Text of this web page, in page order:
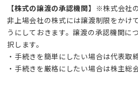
【株式の譲渡の承認機関】 ※株式会社
非上場会社の株式には譲渡制限をかけ
うにしておきます。譲渡の承認機関に
択します。
・手続きを簡単にしたい場合は代表取
・手続きを厳格にしたい場合は株主総